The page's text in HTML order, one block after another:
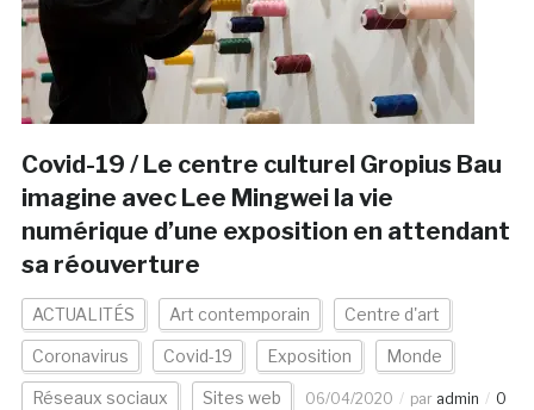
Covid-19 / Le centre culturel Gropius Bau
imagine avec Lee Mingwei la vie
numérique d’une exposition en attendant
sa réouverture
ACTUALITÉS Art contemporain Centre d'art
Coronavirus Covid-19 Exposition Monde
Réseaux sociaux Sites web 06/04/2020 par admin
0